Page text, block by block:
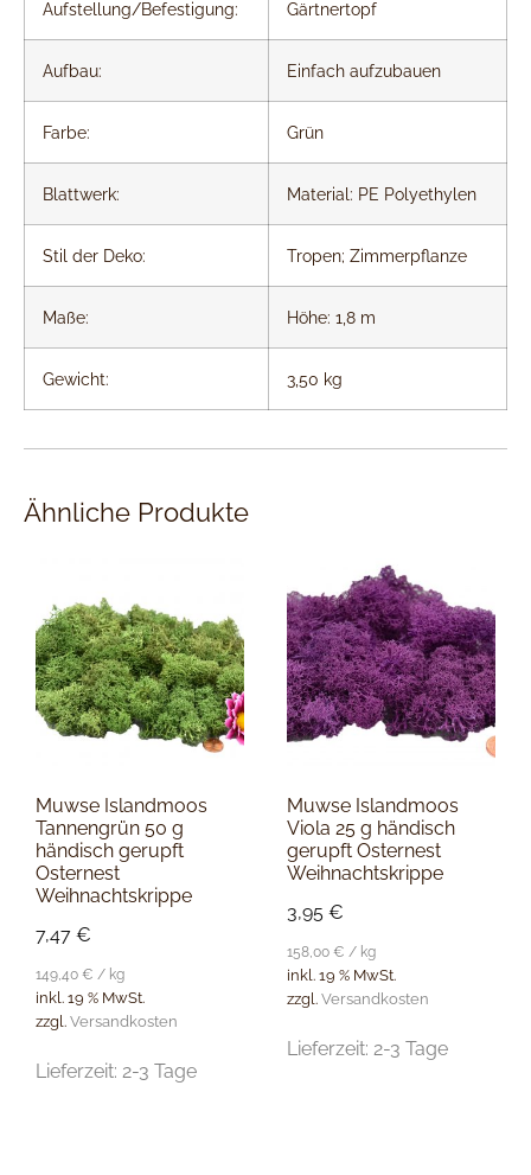
Aufstellung/Befestigung: Gärtnertopf
Aufbau: Einfach aufzubauen
Farbe: Grün
Blattwerk: Material: PE Polyethylen
Stil der Deko: Tropen; Zimmerpflanze
Maße: Höhe: 1,8 m
Gewicht: 3,50 kg
Ähnliche Produkte
Muwse Islandmoos
Tannengrün 50 g
händisch gerupft
Osternest
Weihnachtskrippe
7,47 €
149,40 € / kg
inkl. 19 % MwSt.
zzgl. Versandkosten
Lieferzeit: 2-3 Tage
Muwse Islandmoos
Viola 25 g händisch
gerupft Osternest
Weihnachtskrippe
3,95€
158,00€ / kg
inkl. 19 % MwSt.
zzgl.Versandkosten
Lieferzeit:2-3 Tage